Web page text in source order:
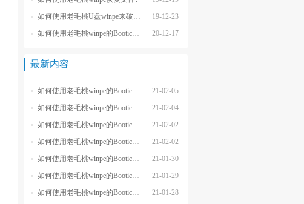
19-12-23
如何使用老毛桃U盘winpe来破解开机密码?
20-12-17
如何使用老毛桃winpe的Bootice设置Lvyanan 1JF9z启动顺序?
最新内容
21-02-05
如何使用老毛桃winpe的Bootice工具的GRUB4DOS菜单编辑器?
21-02-04
如何使用老毛桃winpe的Bootice恢复Windows镜像文件扇区?
21-02-02
如何使用老毛桃winpe的Bootice备份Windows镜像文件扇区?
21-02-02
如何使用老毛桃winpe的Bootice进行Windows镜像文件扇区编辑?
21-01-30
如何使用老毛桃winpe的Bootice找回Windows镜像文件分区表?
21-01-29
如何使用老毛桃winpe的Bootice备份Windows镜像文件分区表?
21-01-28
如何使用老毛桃winpe的Bootice对Windows镜像文件重新分区?